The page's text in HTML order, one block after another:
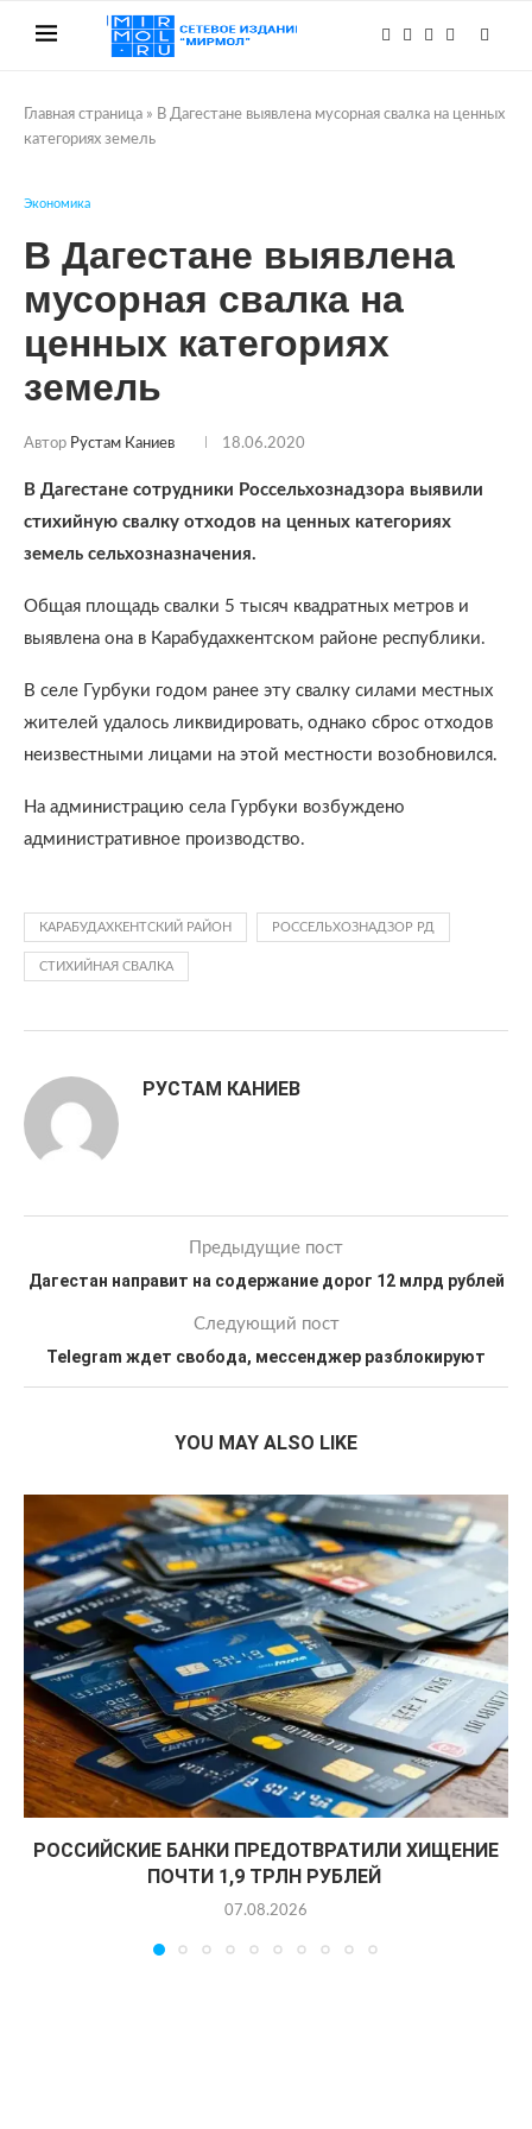
Главная страница » В Дагестане выявлена мусорная свалка на ценных
категориях земель
Экономика
В Дагестане выявлена
мусорная свалка на
ценных категориях
земель
Автор Рустам Каниев 18.06.2020
В Дагестане сотрудники Россельхознадзора выявили
стихийную свалку отходов на ценных категориях
земель сельхозназначения.
Общая площадь свалки 5 тысяч квадратных метров и
выявлена она в Карабудахкентском районе республики.
В селе Гурбуки годом ранее эту свалку силами местных
жителей удалось ликвидировать, однако сброс отходов
неизвестными лицами на этой местности возобновился.
На администрацию села Гурбуки возбуждено
административное производство.
КАРАБУДАХКЕНТСКИЙ РАЙОН РОССЕЛЬХОЗНАДЗОР РД
СТИХИЙНАЯ СВАЛКА
РУСТАМ КАНИЕВ
Предыдущие пост
Дагестан направит на содержание дорог 12 млрд рублей
Следующий пост
Telegram ждет свобода, мессенджер разблокируют
YOU MAY ALSO LIKE
РОССИЙСКИЕ БАНКИ ПРЕДОТВРАТИЛИ ХИЩЕНИЕ
ПОЧТИ 1,9 ТРЛН РУБЛЕЙ
07.08.2026